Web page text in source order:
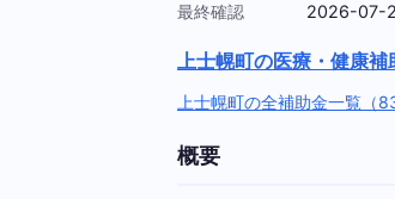
最終確認
2026-07-
上士幌町の医療・健康
上士幌町の全補助金一覧（
概要